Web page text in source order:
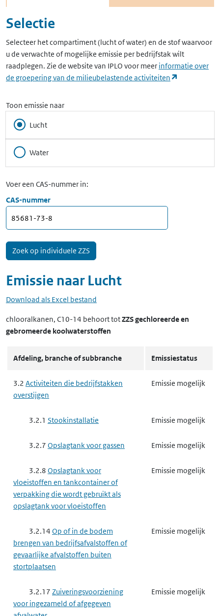
Selectie
Selecteer het compartiment (lucht of water) en de stof waarvoor
u de verwachte of mogelijke emissie per bedrijfstak wilt
raadplegen. Zie de website van IPLO voor meer informatie over
de groepering van de milieubelastende activiteiten
Toon emissie naar
Lucht
Water
Voer een CAS-nummer in:
CAS-nummer
Emissie naar Lucht
Download als Excel bestand
chlooralkanen, C10-14 behoort totZZS gechloreerde en
gebromeerde koolwaterstoffen
Afdeling, branche of subbranche Emissiestatus
3.2 Activiteiten die bedrijfstakken
overstijgen
Emissie mogelijk
3.2.1 Stookinstallatie Emissie mogelijk
3.2.7 Opslagtank voor gassen Emissie mogelijk
3.2.8 Opslagtank voor
vloeistoffen en tankcontainer of
verpakking die wordt gebruikt als
opslagtank voor vloeistoffen
Emissie mogelijk
3.2.14 Op of in de bodem
brengen van bedrijfsafvalstoffen of
gevaarlijke afvalstoffen buiten
stortplaatsen
Emissie mogelijk
3.2.17 Zuiveringsvoorziening
voor ingezameld of afgegeven
Emissie mogelijk